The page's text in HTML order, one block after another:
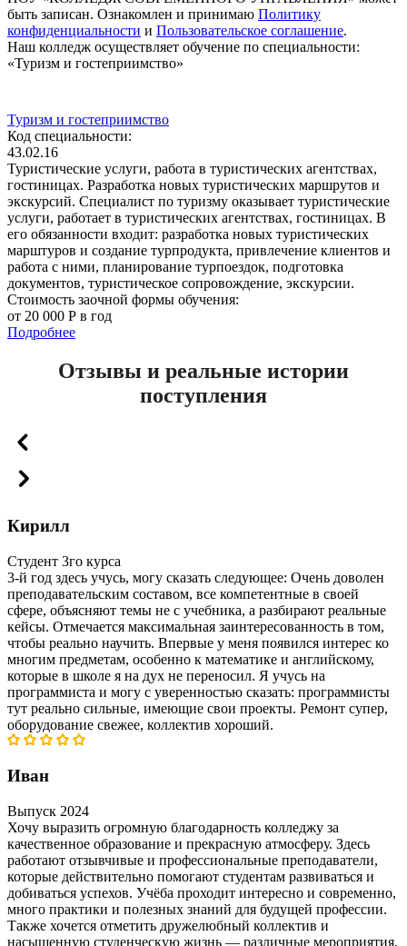
быть записан. Ознакомлен и принимаю Политику
конфиденциальности и Пользовательское соглашение.
Наш колледж осуществляет обучение по специальности:
«Туризм и гостеприимство»
Туризм и гостеприимство
Код специальности:
43.02.16
Туристические услуги, работа в туристических агентствах,
гостиницах. Разработка новых туристических маршрутов и
экскурсий. Специалист по туризму оказывает туристические
услуги, работает в туристических агентствах, гостиницах. В
его обязанности входит: разработка новых туристических
марштуров и создание турпродукта, привлечение клиентов и
работа с ними, планирование турпоездок, подготовка
документов, туристическое сопровождение, экскурсии.
Стоимость заочной формы обучения:
от 20 000 Р в год
Подробнее
Отзывы и реальные истории
поступления
Кирилл
Студент 3го курса
3-й год здесь учусь, могу сказать следующее: Очень доволен
преподавательским составом, все компетентные в своей
сфере, объясняют темы не с учебника, а разбирают реальные
кейсы. Отмечается максимальная заинтересованность в том,
чтобы реально научить. Впервые у меня появился интерес ко
многим предметам, особенно к математике и английскому,
которые в школе я на дух не переносил. Я учусь на
программиста и могу с уверенностью сказать: программисты
тут реально сильные, имеющие свои проекты. Ремонт супер,
оборудование свежее, коллектив хороший.
Иван
Выпуск 2024
Хочу выразить огромную благодарность колледжу за
качественное образование и прекрасную атмосферу. Здесь
работают отзывчивые и профессиональные преподаватели,
которые действительно помогают студентам развиваться и
добиваться успехов. Учёба проходит интересно и современно,
много практики и полезных знаний для будущей профессии.
Также хочется отметить дружелюбный коллектив и
насыщенную студенческую жизнь — различные мероприятия,